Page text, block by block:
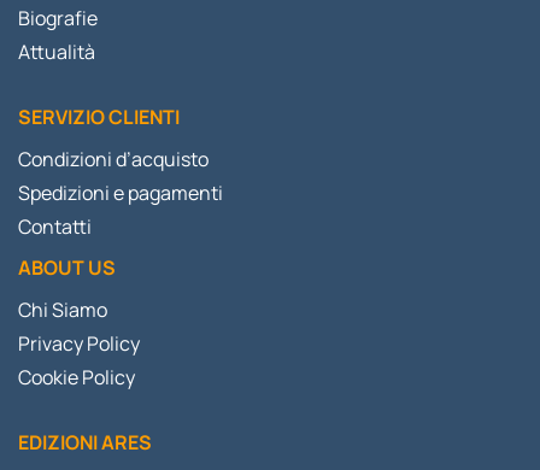
Biografie
Attualità
SERVIZIO CLIENTI
Condizioni d’acquisto
Spedizioni e pagamenti
Contatti
ABOUT US
Chi Siamo
Privacy Policy
Cookie Policy
EDIZIONI ARES